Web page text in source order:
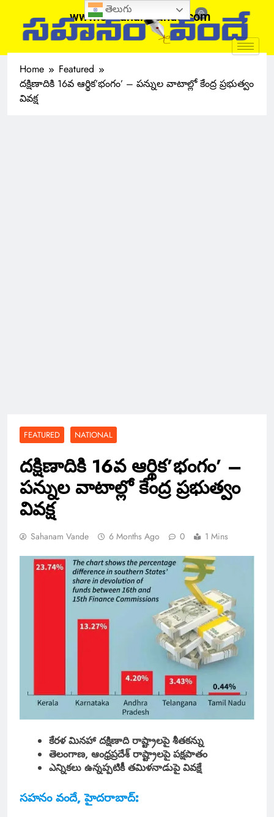
www.sahanamvande.com
Home
Featured
దక్షిణాదికి 16వ ఆర్థిక’భంగం’ – పన్నుల వాటాల్లో కేంద్ర ప్రభుత్వం
వివక్ష
FEATURED NATIONAL
దక్షిణాదికి 16వ ఆర్థిక’భంగం’ –
పన్నుల వాటాల్లో కేంద్ర ప్రభుత్వం
వివక్ష
Sahanam Vande 6 Months Ago 0 1 Mins
కేరళ మినహా దక్షిణాది రాష్ట్రాలపై శీతకన్ను
తెలంగాణ, ఆంధ్రప్రదేశ్ రాష్ట్రాలపై పక్షపాతం
ఎన్నికలు ఉన్నప్పటికీ తమిళనాడుపై వివక్షే
సహనం వందే, హైదరాబాద్:
తెలుగు